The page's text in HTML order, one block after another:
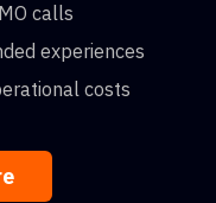
calls
experiences
costs